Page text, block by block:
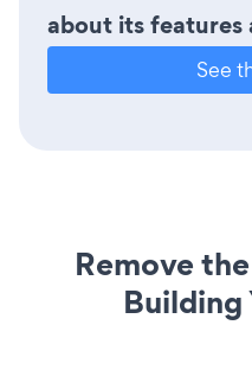
about its features
See
Remove
Building